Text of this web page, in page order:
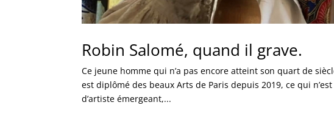
Robin Salomé, quand il grave.
Ce jeune homme qui n’a pas encore atteint son quart de
est diplômé des beaux Arts de Paris depuis 2019, ce qui
d’artiste émergeant,...